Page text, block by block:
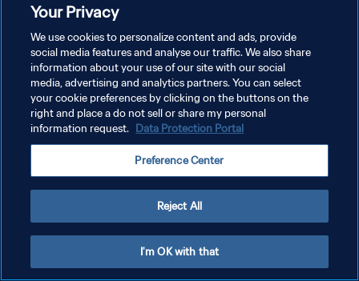
Giacarta, il 15 novembre alle 16:00 (ora locale).
PRIVACY POLICY
TERMINI DI SERVIZIO
GESTISCI LE TUE PREFERENZE PER I COOKIES
Copyright © 1994 - 2026 FIFA. Tutti i diritti riservati.
Your Privacy
We use cookies to personalize content and ads, provide
social media features and analyse our traffic. We also share
information about your use of our site with our social
media, advertising and analytics partners. You can select
your cookie preferences by clicking on the buttons on the
right and place a do not sell or share my personal
information request. Data Protection Portal
Preference Center
Reject All
I'm OK with that